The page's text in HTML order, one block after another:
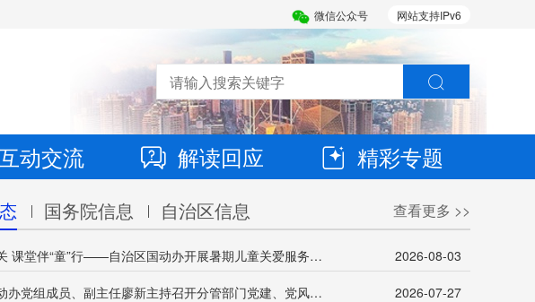
网站支持IPv6
微信公众号
动交流 解读回应 精彩专题
国务院信息 自治区信息 查看更多 >>
书香润边关 课堂伴“童”行——自治区国动办开展暑期儿童关爱服务活动 2026-08-03
自治区国动办党组成员、副主任廖新主持召开分管部门党建、党风廉政和意识形态工作专题会议 2026-07-27